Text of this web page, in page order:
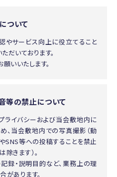
ついて
やサービス向上に役立てること
だいております。
いいたします。
等の禁止について
ライバシーおよび当会敷地内に
、当会敷地内での写真撮影（動
SNS等への投稿することを禁止
きます）。
録・説明目的など、業務上の理
があります。